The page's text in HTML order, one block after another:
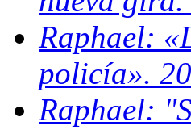
Raphael:
policía».
Raphael: